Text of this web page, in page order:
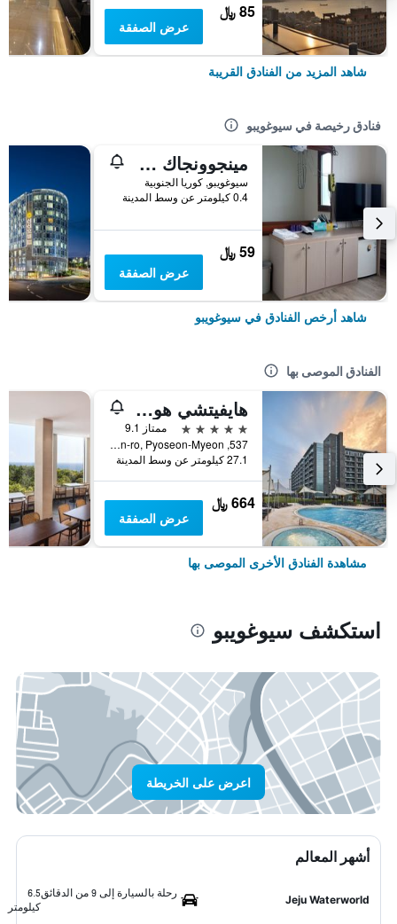
85 ﷼
عرض الصفقة
شاهد المزيد من الفنادق القريبة
فنادق رخيصة في سيوغويبو
مينجوونجاك جيستهاوس
سيوغويبو, كوريا الجنوبية
0.4 كيلومتر عن وسط المدينة
59 ﷼
عرض الصفقة
شاهد أرخص الفنادق في سيوغويبو
الفنادق الموصى بها
هايفيتشي هوتل آند ريزورت جيجو
5 نجوم
ممتاز 9.1
537, Minsokhaean-ro, Pyoseon-Myeon, سيوغويبو, كوريا الجنوبية
27.1 كيلومتر عن وسط المدينة
664 ﷼
عرض الصفقة
مشاهدة الفنادق الأخرى الموصى بها
استكشف سيوغويبو
اعرض على الخريطة
أشهر المعالم
Jeju Waterworld
رحلة بالسيارة إلى 9 من الدقائق
6.5
كيلومتر